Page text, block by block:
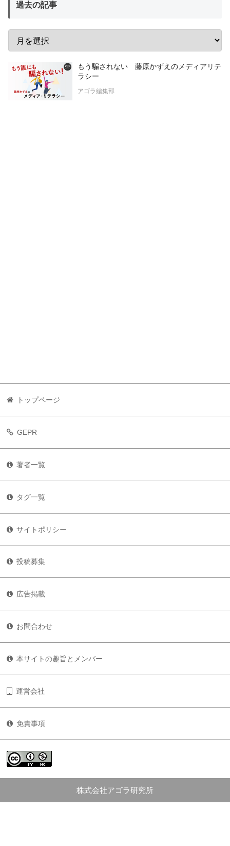
過去の記事
もう騙されない 藤原かずえのメディアリテ
ラシー
アゴラ編集部
トップページ
GEPR
著者一覧
タグ一覧
サイトポリシー
投稿募集
広告掲載
お問合わせ
本サイトの趣旨とメンバー
運営会社
免責事項
株式会社アゴラ研究所